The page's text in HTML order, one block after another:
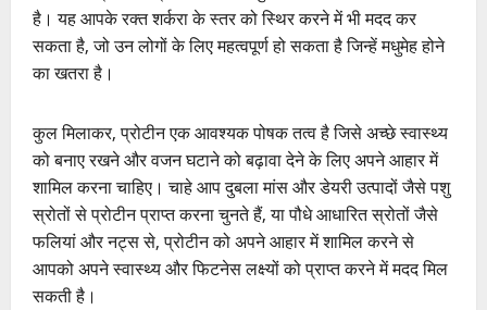
है। यह आपके रक्त शर्करा के स्तर को स्थिर करने में भी मदद कर
सकता है, जो उन लोगों के लिए महत्वपूर्ण हो सकता है जिन्हें मधुमेह होने
का खतरा है।
कुल मिलाकर, प्रोटीन एक आवश्यक पोषक तत्व है जिसे अच्छे स्वास्थ्य
को बनाए रखने और वजन घटाने को बढ़ावा देने के लिए अपने आहार में
शामिल करना चाहिए। चाहे आप दुबला मांस और डेयरी उत्पादों जैसे पशु
स्रोतों से प्रोटीन प्राप्त करना चुनते हैं, या पौधे आधारित स्रोतों जैसे
फलियां और नट्स से, प्रोटीन को अपने आहार में शामिल करने से
आपको अपने स्वास्थ्य और फिटनेस लक्ष्यों को प्राप्त करने में मदद मिल
सकती है।